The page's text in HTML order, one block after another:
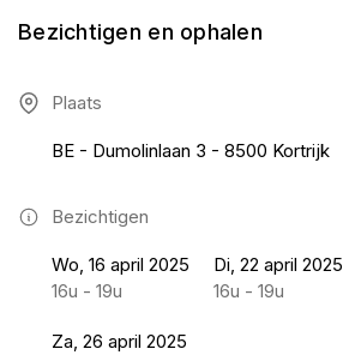
Bezichtigen en ophalen
Plaats
BE - Dumolinlaan 3 - 8500 Kortrijk
Bezichtigen
Wo, 16 april 2025
16u - 19u
Di, 22 april 2025
16u - 19u
Za, 26 april 2025